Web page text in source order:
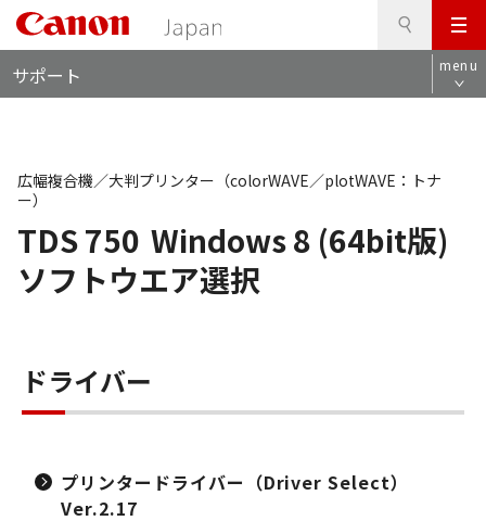
メ
ニ
ュ
サポート menu
TDS 750 Windows 8 (64bit版)
ソフトウエア選択
広幅複合機／大判プリンター（colorWAVE／plotWAVE：トナ
ー）
ドライバー
プリンタードライバー（Driver Select）
Ver.2.17